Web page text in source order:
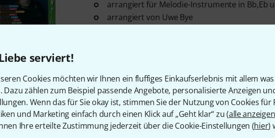
serviert!
Cookies möchten wir Ihnen ein fluffiges Einkaufserlebnis mit allem
Dazu zählen zum Beispiel passende Angebote, personalisierte Anzeigen
Wenn das für Sie okay ist, stimmen Sie der Nutzung von Cookies für
und Marketing einfach durch einen Klick auf „Geht klar“ zu (alle anzeigen
Ihre erteilte Zustimmung jederzeit über die Cookie-Einstellungen (hier)
arrangiert für Melodie-Instrumente in Bb,Eb
arrangiert von Uwe Bye
2
12 Chart-Hits arrangiert für Melodie-
Bb, Eb und C
arrangiert von Uwe Bye